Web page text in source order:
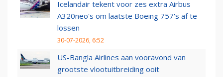
Icelandair tekent voor zes extra Airbus
A320neo's om laatste Boeing 757's af te
lossen
30-07-2026, 6:52
US-Bangla Airlines aan vooravond van
grootste vlootuitbreiding ooit